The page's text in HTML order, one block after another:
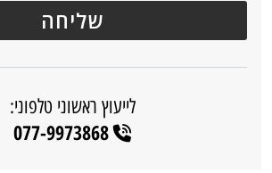
לייעוץ ראשוני טלפוני:
077-9973868